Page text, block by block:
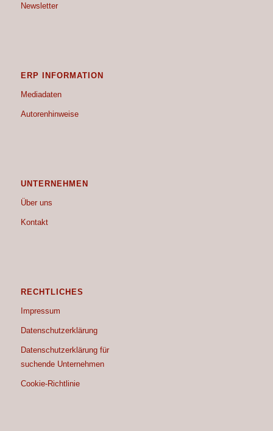
Newsletter
ERP INFORMATION
Mediadaten
Autorenhinweise
UNTERNEHMEN
Über uns
Kontakt
RECHTLICHES
Impressum
Datenschutzerklärung
Datenschutzerklärung für
suchende Unternehmen
Cookie-Richtlinie